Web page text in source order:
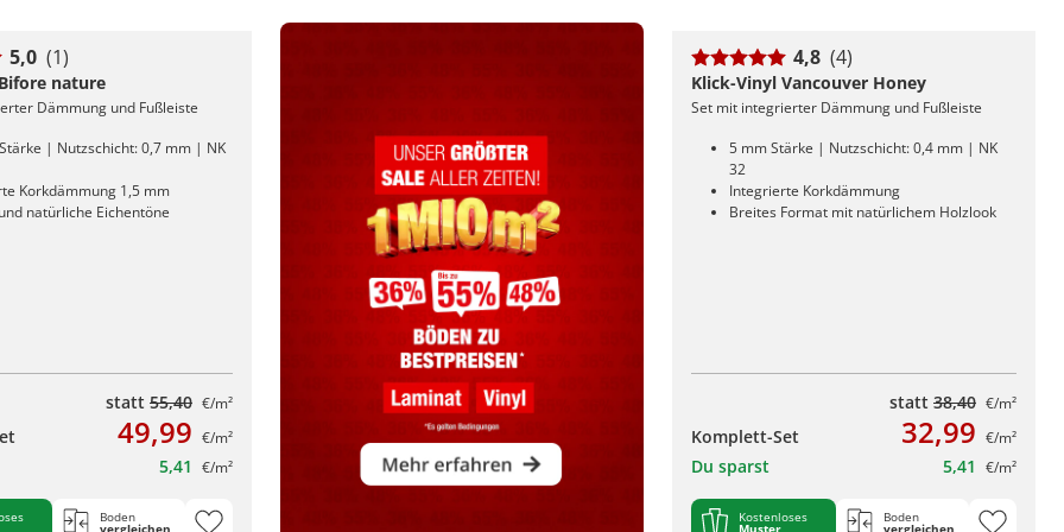
5,0 (1)
nature
Dämmung und Fußleiste
| Nutzschicht: 0,7 mm | NK
Korkdämmung 1,5 mm
natürliche Eichentöne
statt 55,40 €/m²
49,99 €/m²
5,41 €/m²
Boden
vergleichen
4,8 (4)
Klick-Vinyl Vancouver Honey
Set mit integrierter Dämmung und Fußleiste
5 mm Stärke | Nutzschicht: 0,4 mm | NK
32
Integrierte Korkdämmung
Breites Format mit natürlichem Holzlook
statt 38,40 €/m²
Komplett-Set 32,99 €/m²
Du sparst 5,41 €/m²
Kostenloses
Muster
Boden
vergleichen